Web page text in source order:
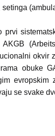
prvi
okvir
obuke
evropskim
se svake